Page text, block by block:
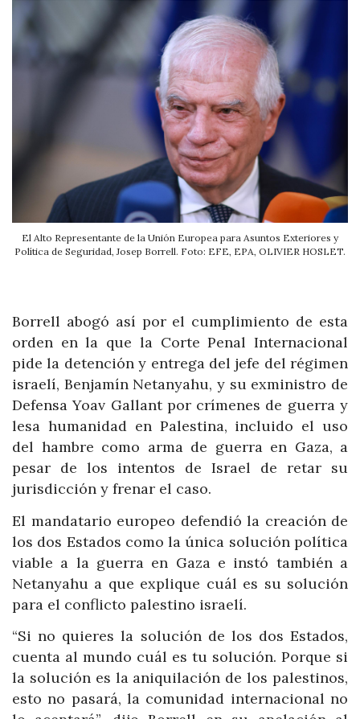
El Alto Representante de la Unión Europea para Asuntos Exteriores y
Política de Seguridad, Josep Borrell. Foto: EFE, EPA, OLIVIER HOSLET.
Borrell abogó así por el cumplimiento de esta
orden en la que la Corte Penal Internacional
pide la detención y entrega del jefe del régimen
israelí, Benjamín Netanyahu, y su exministro de
Defensa Yoav Gallant por crímenes de guerra y
lesa humanidad en Palestina, incluido el uso
del hambre como arma de guerra en Gaza, a
pesar de los intentos de Israel de retar su
jurisdicción y frenar el caso.
El mandatario europeo defendió la creación de
los dos Estados como la única solución política
viable a la guerra en Gaza e instó también a
Netanyahu a que explique cuál es su solución
para el conflicto palestino israelí.
“Si no quieres la solución de los dos Estados,
cuenta al mundo cuál es tu solución. Porque si
la solución es la aniquilación de los palestinos,
esto no pasará, la comunidad internacional no